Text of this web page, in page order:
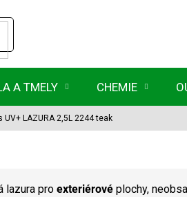
A TMELY CHEMIE
UV+ LAZURA 2,5L 2244 teak
lazura pro exteriérovéplochy,